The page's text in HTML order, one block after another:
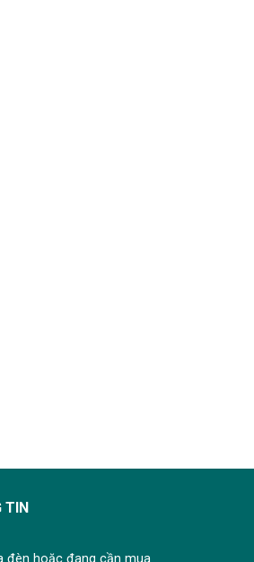
TIN
đèn hoặc đang cần mua